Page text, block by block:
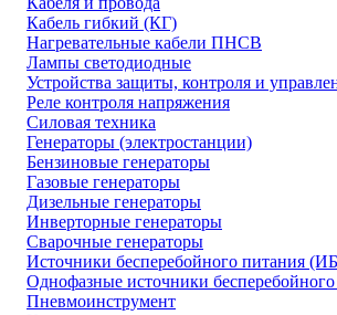
Кабель гибкий (КГ)
Нагревательные кабели ПНСВ
Лампы светодиодные
Устройства защиты, контроля и
Реле контроля напряжения
Силовая техника
Генераторы (электростанции)
Бензиновые генераторы
Газовые генераторы
Дизельные генераторы
Инверторные генераторы
Сварочные генераторы
Источники бесперебойного питания
Однофазные источники
Пневмоинструмент